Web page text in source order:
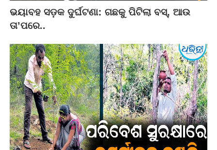
ଭୟାବହ ସଡ଼କ ଦୁର୍ଘଟଣା: ଗଛକୁ ପିଟିଲା ବସ୍‌, ଆଉ
ତା’ପରେ..